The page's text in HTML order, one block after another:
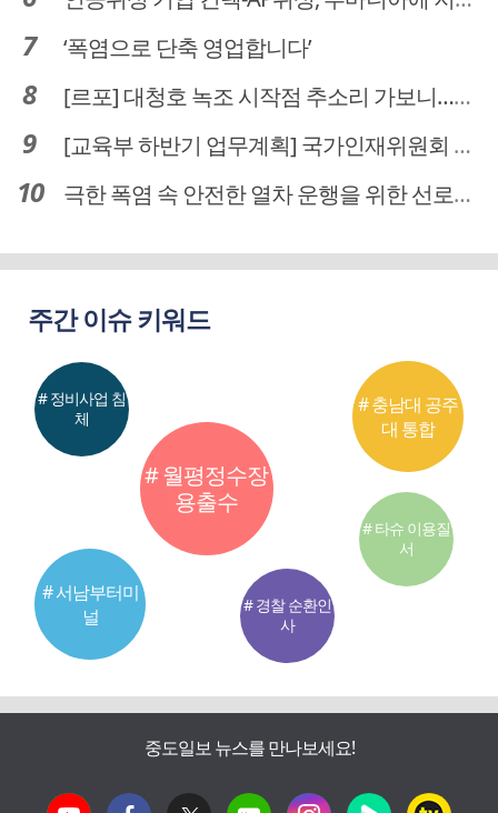
‘폭염으로 단축 영업합니다’
[르포] 대청호 녹조 시작점 추소리 가보니…걷어내도 짙은 초록빛
[교육부 하반기 업무계획] 국가인재위원회 신설… 거점국립대 3곳 성장엔진·AI 분야 패키지 지원
극한 폭염 속 안전한 열차 운행을 위한 선로관리
주간 이슈 키워드
# 월평정수장
용출수
# 서남부터미
널
# 충남대 공주
대 통합
# 정비사업 침
체
# 경찰 순환인
사
# 타슈 이용질
서
중도일보 뉴스를 만나보세요!